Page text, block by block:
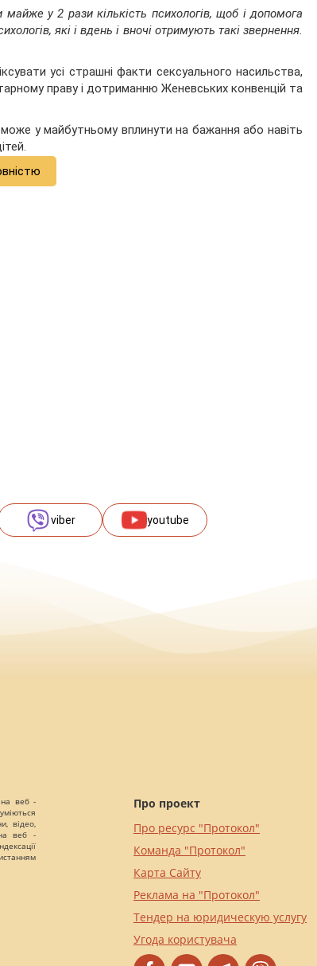
у 2 рази кількість психологів, щоб і допомога
які і вдень і вночі отримують такі звернення.
усі страшні факти сексуального насильства,
праву і дотриманню Женевських конвенцій та
у майбутньому вплинути на бажання або навіть
viber youtube
на веб -
відео,
на веб -
Про проект
Про ресурс "Протокол"
Команда "Протокол"
Карта Сайту
Реклама на "Протокол"
Тендер на юридическую услугу
Угода користувача